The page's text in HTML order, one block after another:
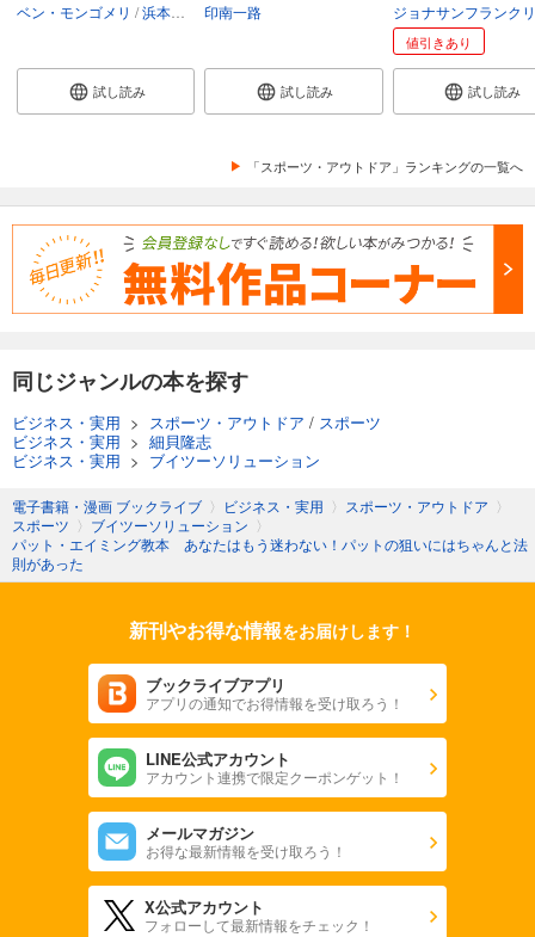
ベン・モンゴメリ 浜本マヤ
試し読み
印南一路
試し読み
値引きあり
試し読み
「スポーツ・アウトドア」ランキングの一覧へ
同じジャンルの本を探す
ビジネス・実用 > スポーツ・アウトドア / スポーツ
ビジネス・実用 > 細貝隆志
ビジネス・実用 > ブイツーソリューション
電子書籍・漫画 ブックライブ 〉 ビジネス・実用 〉 スポーツ・アウトドア 〉
スポーツ 〉 ブイツーソリューション 〉
パット・エイミング教本 あなたはもう迷わない！パットの狙いにはちゃんと法
則があった
新刊やお得な情報をお届けします！
ブックライブアプリ
アプリの通知でお得情報を受け取ろう！
LINE公式アカウント
アカウント連携で限定クーポンゲット！
メールマガジン
お得な最新情報を受け取ろう！
X公式アカウント
フォローして最新情報をチェック！